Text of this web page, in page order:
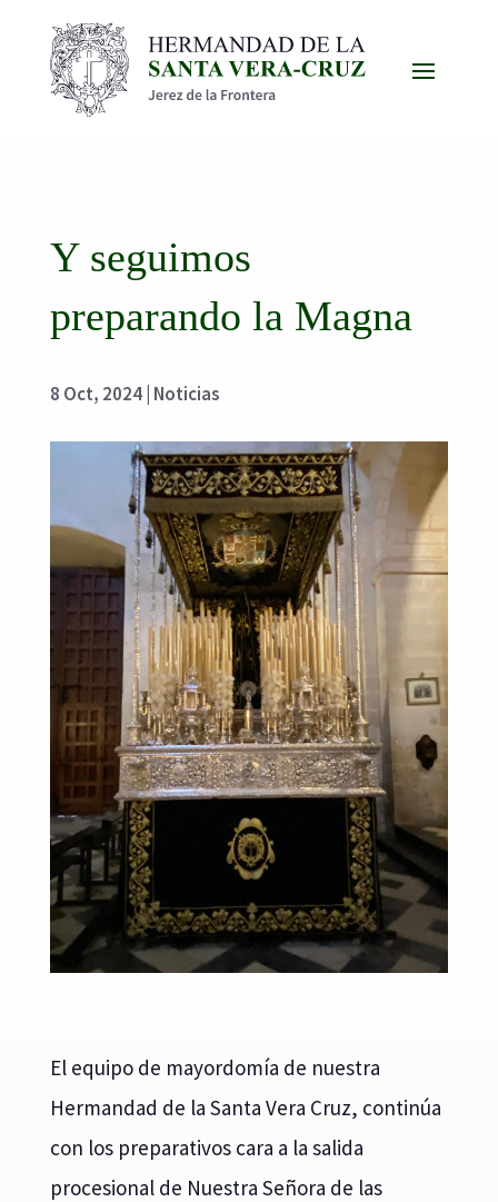
Y seguimos
preparando la Magna
8 Oct, 2024| Noticias
El equipo de mayordomía de nuestra
Hermandad de la Santa Vera Cruz, continúa
con los preparativos cara a la salida
procesional de Nuestra Señora de las